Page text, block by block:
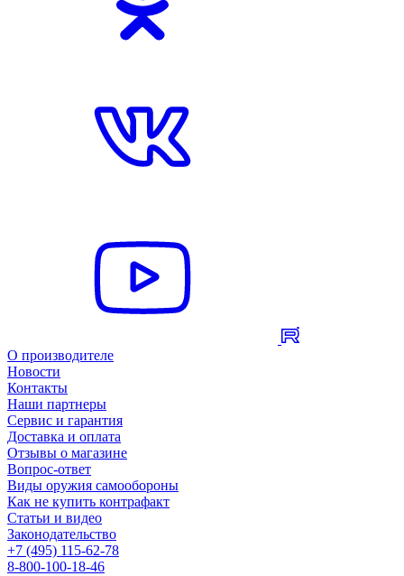
О производителе
Новости
Контакты
Наши партнеры
Сервис и гарантия
Доставка и оплата
Отзывы о магазине
Вопрос-ответ
Виды оружия самообороны
Как не купить контрафакт
Статьи и видео
Законодательство
+7 (495) 115-62-78
8-800-100-18-46